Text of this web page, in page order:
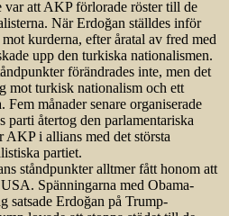
var att AKP förlorade röster till de
När Erdoğan ställdes inför
kurderna, efter åratal av fred med
upp den turkiska nationalismen.
förändrades inte, men det
mot turkisk nationalism och ett
månader senare organiserade
parti återtog den parlamentariska
AKP i allians med det största
partiet.
ståndpunkter alltmer fått honom att
Spänningarna med Obama-
satsade Erdoğan på Trump-